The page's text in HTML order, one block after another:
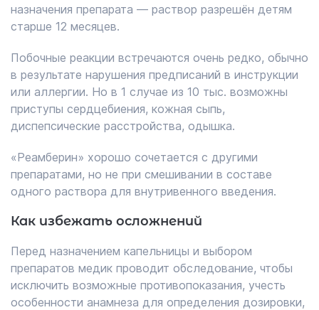
назначения препарата — раствор разрешён детям
старше 12 месяцев.
Побочные реакции встречаются очень редко, обычно
в результате нарушения предписаний в инструкции
или аллергии. Но в 1 случае из 10 тыс. возможны
приступы сердцебиения, кожная сыпь,
диспепсические расстройства, одышка.
«Реамберин» хорошо сочетается с другими
препаратами, но не при смешивании в составе
одного раствора для внутривенного введения.
Как избежать осложнений
Перед назначением капельницы и выбором
препаратов медик проводит обследование, чтобы
исключить возможные противопоказания, учесть
особенности анамнеза для определения дозировки,